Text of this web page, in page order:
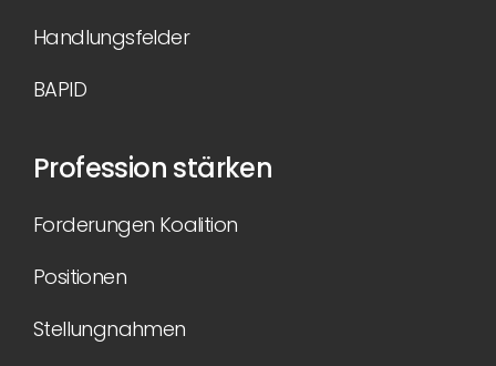
Handlungsfelder
BAPID
Profession stärken
Forderungen Koalition
Positionen
Stellungnahmen